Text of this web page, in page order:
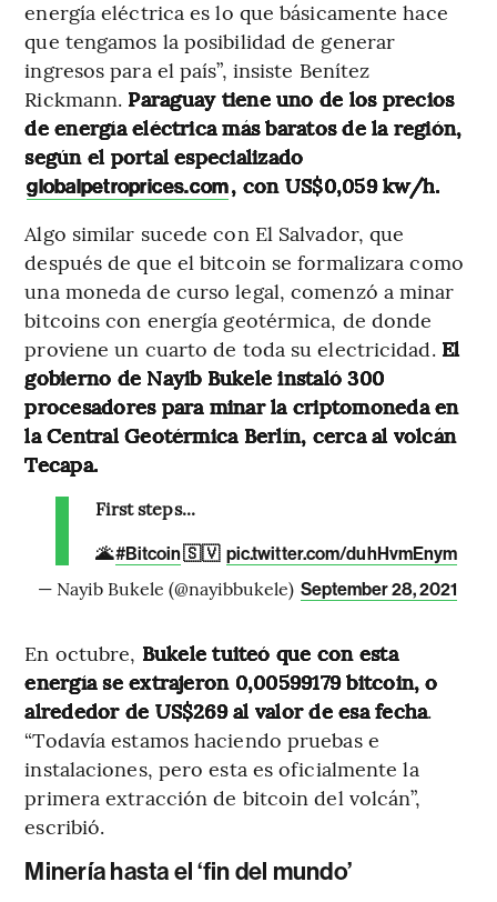
energía eléctrica es lo que básicamente hace
que tengamos la posibilidad de generar
ingresos para el país”, insiste Benítez
Rickmann. Paraguay tiene uno de los precios
de energía eléctrica más baratos de la región,
según el portal especializado
globalpetroprices.com, con US$0,059 kw/h.
Algo similar sucede con El Salvador, que
después de que el bitcoin se formalizara como
una moneda de curso legal, comenzó a minar
bitcoins con energía geotérmica, de donde
proviene un cuarto de toda su electricidad. El
gobierno de Nayib Bukele instaló 300
procesadores para minar la criptomoneda en
la Central Geotérmica Berlín, cerca al volcán
Tecapa.
First steps...
🌋#Bitcoin🇸🇻 pic.twitter.com/duhHvmEnym
— Nayib Bukele (@nayibbukele) September 28, 2021
En octubre, Bukele tuiteó que con esta
energía se extrajeron 0,00599179 bitcoin, o
alrededor de US$269 al valor de esa fecha.
“Todavía estamos haciendo pruebas e
instalaciones, pero esta es oficialmente la
primera extracción de bitcoin del volcán”,
escribió.
Minería hasta el ‘fin del mundo’